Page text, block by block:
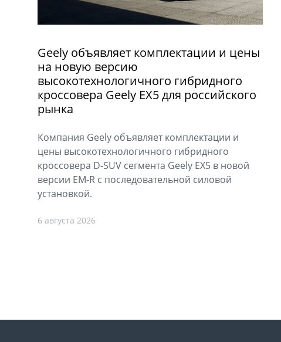
Geely объявляет комплектации и цены
на новую версию
высокотехнологичного гибридного
кроссовера Geely EX5 для российского
рынка
Компания Geely объявляет комплектации и
цены высокотехнологичного гибридного
кроссовера D-SUV сегмента Geely EX5 в новой
версии EM-R с последовательной силовой
установкой.
6 августа 2026